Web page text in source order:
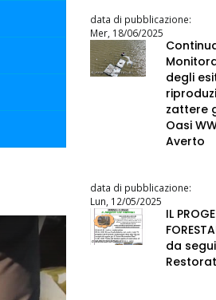
data di pubblicazione:
Mer, 18/06/2025
degli
zattere
Oasi
Averto
data di pubblicazione:
Lun, 12/05/2025
IL
da